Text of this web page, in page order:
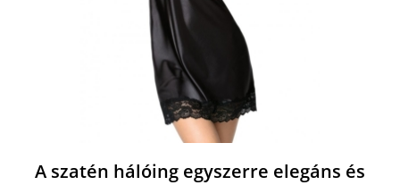
A szatén hálóing egyszerre elegáns és